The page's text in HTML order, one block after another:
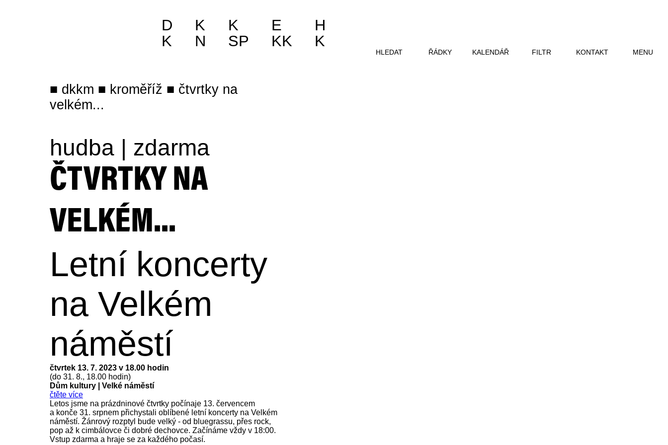
dkkm kroměříž
čtvrtky na
velkém...
hudba| zdarma
ČTVRTKY NA
VELKÉM...
Letní koncerty
na Velkém
náměstí
čtvrtek 13. 7. 2023 v 18.00 hodin
(do 31. 8., 18.00 hodin)
Dům kultury| Velké náměstí
čtěte více
Letos jsme na prázdninové čtvrtky počínaje 13. červencem
a konče 31. srpnem přichystali oblíbené letní koncerty na Velkém
náměstí. Žánrový rozptyl bude velký - od bluegrassu, přes rock,
pop až k cimbálovce či dobré dechovce. Začínáme vždy v 18:00.
Vstup zdarma a hraje se za každého počasí.
D
K
K
N
K
SP
E
KK
H
K
HLEDAT ŘÁDKY KALENDÁŘ FILTR KONTAKT MENU